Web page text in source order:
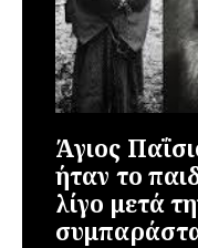
Άγιος
ήταν το
λίγο μετά